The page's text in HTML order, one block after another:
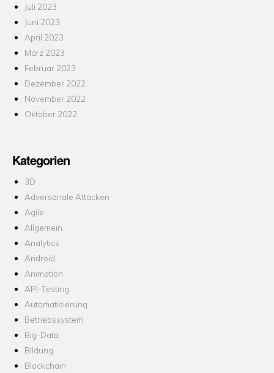
Juli 2023
Juni 2023
April 2023
März 2023
Februar 2023
Dezember 2022
November 2022
Oktober 2022
Kategorien
3D
Adversariale Attacken
Agile
Allgemein
Analytics
Android
Animation
API-Testing
Automatisierung
Betriebssystem
Big-Data
Bildung
Blockchain